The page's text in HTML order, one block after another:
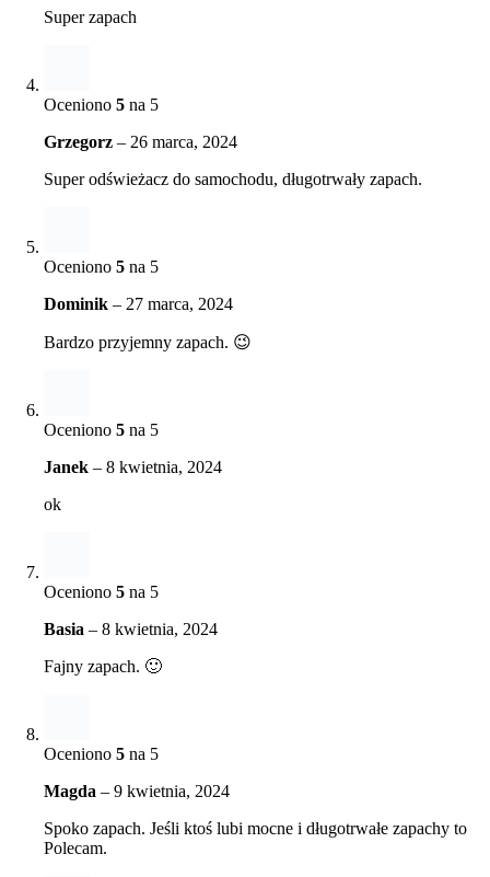
Super zapach
Oceniono 5 na 5
Grzegorz – 26 marca, 2024
Super odświeżacz do samochodu, długotrwały zapach.
Oceniono 5 na 5
Dominik – 27 marca, 2024
Bardzo przyjemny zapach. 😉
Oceniono 5 na 5
Janek – 8 kwietnia, 2024
ok
Oceniono 5 na 5
Basia – 8 kwietnia, 2024
Fajny zapach. 🙂
Oceniono 5 na 5
Magda – 9 kwietnia, 2024
Spoko zapach. Jeśli ktoś lubi mocne i długotrwałe zapachy to
Polecam.